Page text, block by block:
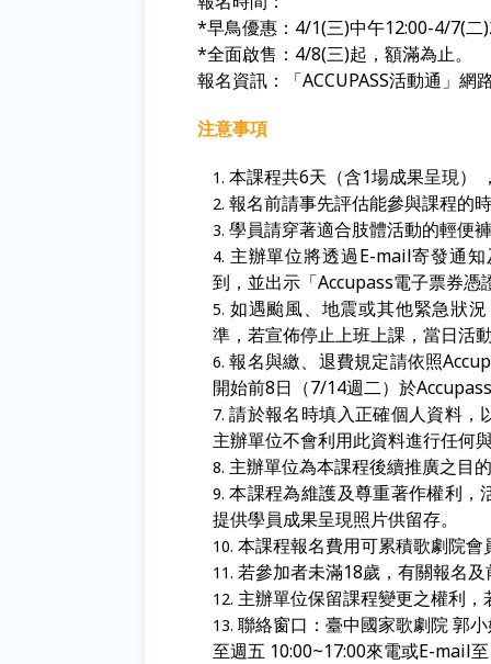
*早鳥優惠：4/1(三)中午12:00-4/7(二
*全面啟售：4/8(三)起 ，額滿為止。
報名資訊：「ACCUPASS活動通」網
注意事項
本課程共6天（含1場成果呈現）
報名前請事先評估能參與課程的
學員請穿著適合肢體活動的輕便褲
主辦單位將透過E-mail寄發通
到，並出示「Accupass電子票券憑
如遇颱風、地震或其他緊急狀
準，若宣佈停止上班上課，當日活
報名與繳、退費規定請依照
開始前8日（7/14週二）於
請於報名時填入正確個人資料，
主辦單位不會利用此資料進行任何
主辦單位為本課程後續推廣之目
本課程為維護及尊重著作權利，
提供學員成果呈現照片供留存。
本課程報名費用可累積歌劇院會
若參加者未滿18歲，有關報名及
主辦單位保留課程變更之權利，
聯絡窗口：臺中國家歌劇院 郭
至週五 10:00~17:00來電或E-mail至